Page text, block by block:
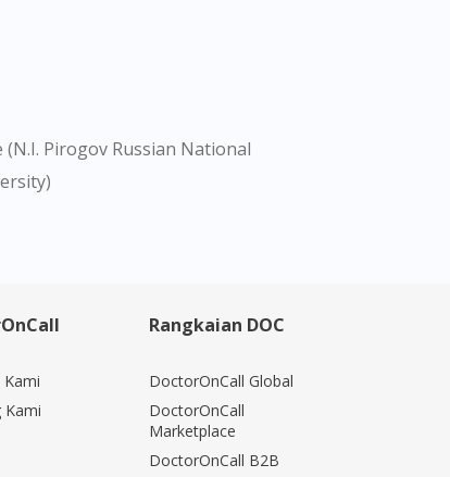
(N.I. Pirogov Russian National
Kami
Kami
Rangkaian DOC
DoctorOnCall Global
DoctorOnCall
Marketplace
DoctorOnCall B2B